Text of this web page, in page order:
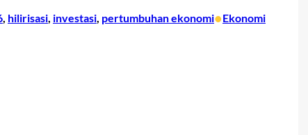
, hilirisasi, investasi, pertumbuhan ekonomi•Ekonomi